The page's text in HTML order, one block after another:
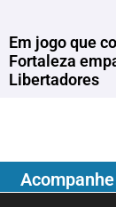
Em jogo que
Fortaleza
Libertadores